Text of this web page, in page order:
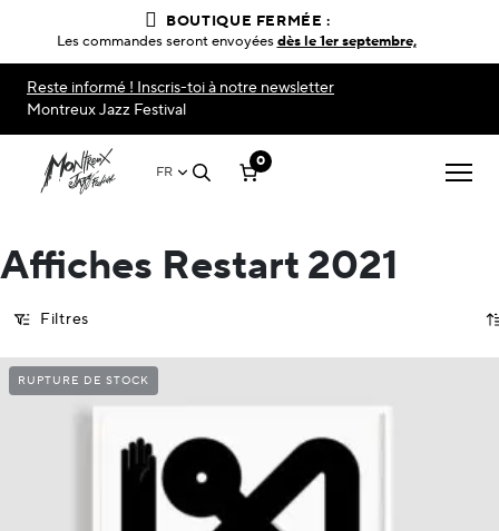
Reste informé ! Inscris-toi à notre newsletter
Montreux Jazz Festival
FR
0
Affiches Restart 2021
Filtres
RUPTURE DE STOCK
BOUTIQUE FERMÉE :
Les commandes seront envoyéesdès le 1er septembre,